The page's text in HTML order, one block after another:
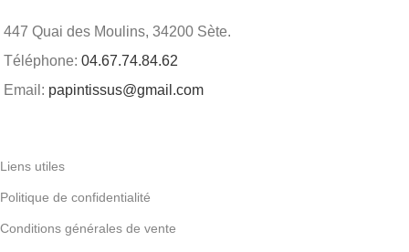
447 Quai des Moulins, 34200 Sète.
Téléphone: 04.67.74.84.62
Email: papintissus@gmail.com
Liens utiles
Politique de confidentialité
Conditions générales de vente